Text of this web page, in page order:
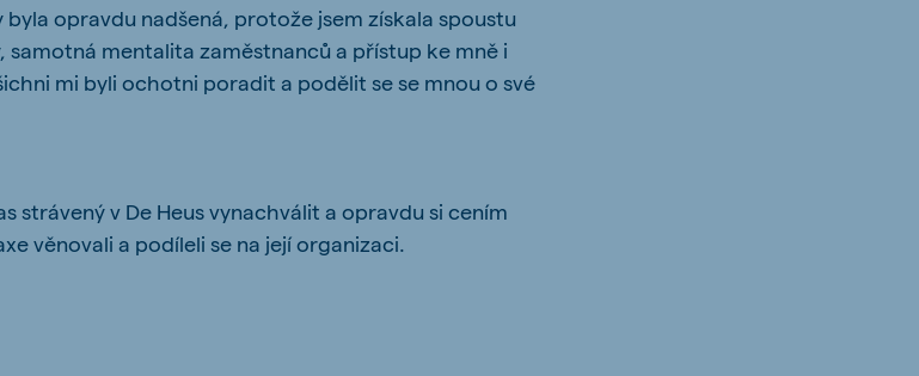
opravdu nadšená, protože jsem získala spoustu
mentalita zaměstnanců a přístup ke mně i
mi byli ochotni poradit a podělit se se mnou o své
strávený v De Heus vynachválit a opravdu si cením
věnovali a podíleli se na její organizaci.